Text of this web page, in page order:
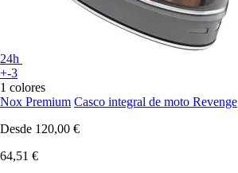
24h
+-3
1 colores
Nox Premium Casco integral de moto Revenge
Desde 120,00 €
64,51 €